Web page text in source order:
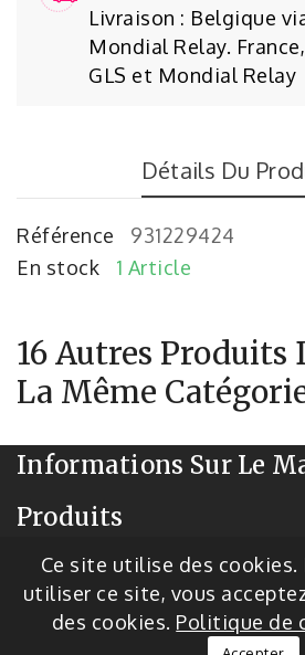
Livraison : Belgique
Mondial Relay.
GLS et Mondial Relay
Détails Du
Référence
931229424
En stock
1 Article
16 Autres Produits
La Même
Informations Sur Le
Produits
Notre Société
Ce site utilise des cookies.
utiliser ce site, vous
des cookies. Politique de
© 2026 - Logiciel de